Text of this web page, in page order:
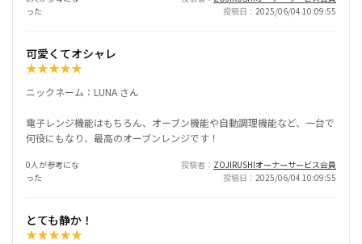
った
投稿日
2025/06/04 10:09:55
可愛くてオシャレ
★★★★★
ニックネーム：LUNA さん
電子レンジ機能はもちろん、オーブン機能や自動調理機能など、一台で
何役にもなり、最高のオーブンレンジです！
0人が参考にな
った
投稿者
ZOJIRUSHIオーナーサービス会員
投稿日
2025/06/04 10:09:55
とても静か！
★★★★★